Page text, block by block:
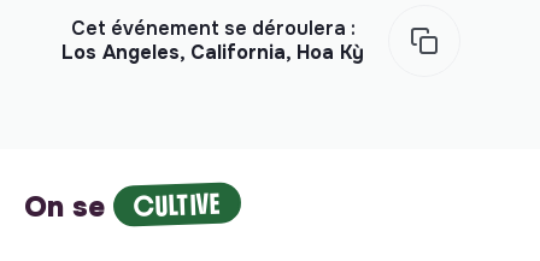
Cet événement se déroulera :
Los Angeles, California, Hoa Kỳ
On se CULTIVE